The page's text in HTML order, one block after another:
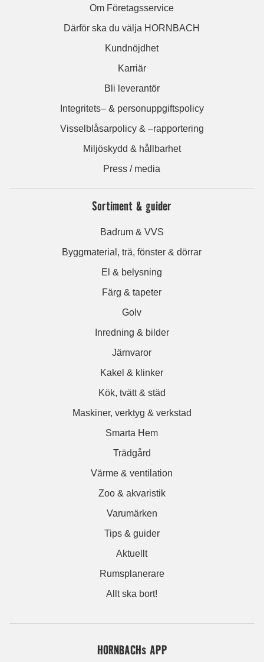
Om Företagsservice
Därför ska du välja HORNBACH
Kundnöjdhet
Karriär
Bli leverantör
Integritets– & personuppgiftspolicy
Visselblåsarpolicy & –rapportering
Miljöskydd & hållbarhet
Press / media
Sortiment & guider
Badrum & VVS
Byggmaterial, trä, fönster & dörrar
El & belysning
Färg & tapeter
Golv
Inredning & bilder
Järnvaror
Kakel & klinker
Kök, tvätt & städ
Maskiner, verktyg & verkstad
Smarta Hem
Trädgård
Värme & ventilation
Zoo & akvaristik
Varumärken
Tips & guider
Aktuellt
Rumsplanerare
Allt ska bort!
HORNBACHs APP